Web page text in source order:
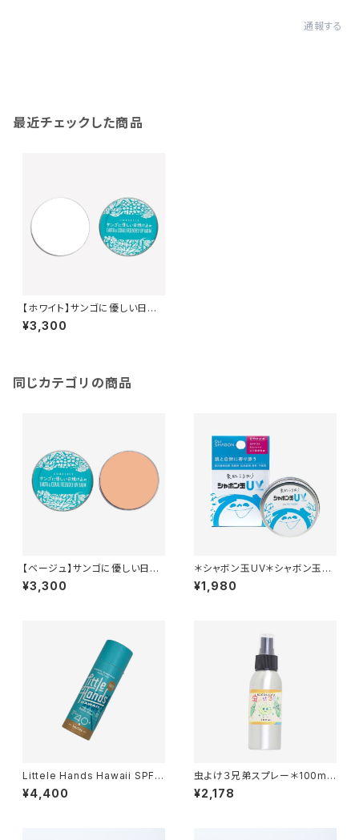
通報する
最近チェックした商品
【ホワイト】サンゴに優しい日焼
け止め ＊Non-nano酸化亜鉛
使用＊バームタイプ＊40g
¥3,300
同じカテゴリの商品
【ベージュ】サンゴに優しい日焼
け止め ＊Non-nano酸化亜鉛
使用＊バームタイプ＊40g
¥3,300
＊シャボン玉UV＊シャボン玉石
けん初の日焼け止め＊SPF35＊
¥1,980
Littele Hands Hawaii SPF4
0＋＊スティックタイプ27ｇ＊２
タイプ（クリア、ベージュ）
¥4,400
虫よけ３兄弟スプレー＊100ml
＊精油＊自然の恵み＊
¥2,178